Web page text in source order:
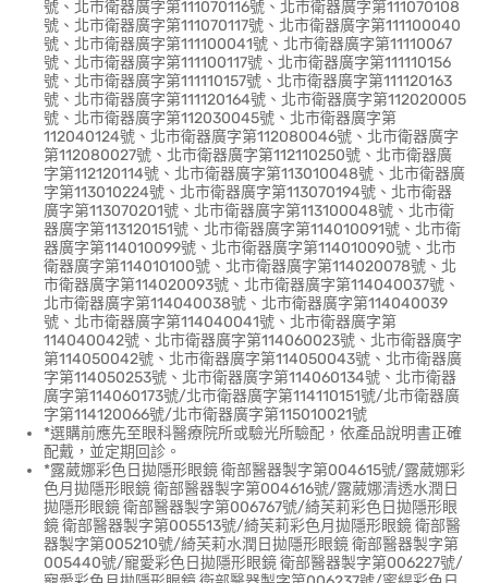
號、北市衛器廣字第111070116號、北市衛器廣字第111070108
號、北市衛器廣字第111070117號、北市衛器廣字第111100040
號、北市衛器廣字第111100041號、北市衛器廣字第11110067
號、北市衛器廣字第111100117號、北市衛器廣字第111110156
號、北市衛器廣字第111110157號、北市衛器廣字第111120163
號、北市衛器廣字第111120164號、北市衛器廣字第112020005
號、北市衛器廣字第112030045號、北市衛器廣字第
112040124號、北市衛器廣字第112080046號、北市衛器廣字
第112080027號、北市衛器廣字第112110250號、北市衛器廣
字第112120114號、北市衛器廣字第113010048號、北市衛器廣
字第113010224號、北市衛器廣字第113070194號、北市衛器
廣字第113070201號、北市衛器廣字第113100048號、北市衛
器廣字第113120151號、北市衛器廣字第114010091號、北市衛
器廣字第114010099號、北市衛器廣字第114010090號、北市
衛器廣字第114010100號、北市衛器廣字第114020078號、北
市衛器廣字第114020093號、北市衛器廣字第114040037號、
北市衛器廣字第114040038號、北市衛器廣字第114040039
號、北市衛器廣字第114040041號、北市衛器廣字第
114040042號、北市衛器廣字第114060023號、北市衛器廣字
第114050042號、北市衛器廣字第114050043號、北市衛器廣
字第114050253號、北市衛器廣字第114060134號、北市衛器
廣字第114060173號/北市衛器廣字第114110151號/北市衛器廣
字第114120066號/北市衛器廣字第115010021號
*選購前應先至眼科醫療院所或驗光所驗配，依產品說明書正確
配戴，並定期回診。
*露葳娜彩色日拋隱形眼鏡 衛部醫器製字第004615號/露葳娜彩
色月拋隱形眼鏡 衛部醫器製字第004616號/露葳娜清透水潤日
拋隱形眼鏡 衛部醫器製字第006767號/綺芙莉彩色日拋隱形眼
鏡 衛部醫器製字第005513號/綺芙莉彩色月拋隱形眼鏡 衛部醫
器製字第005210號/綺芙莉水潤日拋隱形眼鏡 衛部醫器製字第
005440號/寵愛彩色日拋隱形眼鏡 衛部醫器製字第006227號/